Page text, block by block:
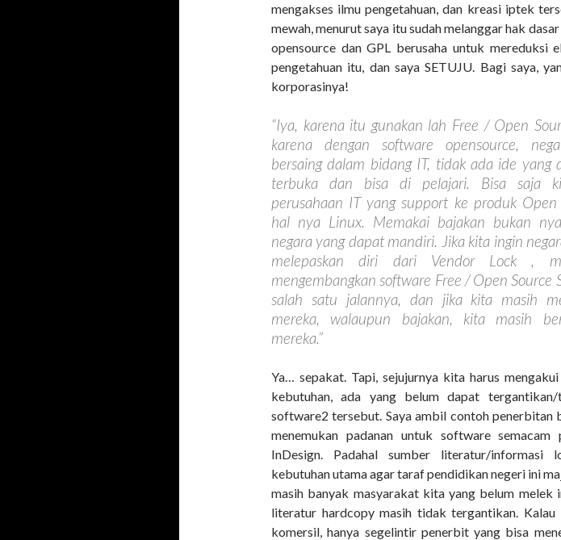
mengakses ilmu pengetahuan, dan kreasi iptek
mewah, menurut saya itu sudah melanggar hak
opensource dan GPL berusaha untuk mereduksi
pengetahuan itu, dan saya SETUJU. Bagi saya,
korporasinya!
“Iya, karena itu gunakan lah Free / Open
karena dengan software opensource,
bersaing dalam bidang IT, tidak ada ide yang
terbuka dan bisa di pelajari. Bisa saja
perusahaan IT yang support ke produk Open
hal nya Linux. Memakai bajakan bukan
negara yang dapat mandiri. Jika kita ingin
melepaskan diri dari Vendor Lock ,
mengembangkan software Free / Open Source
salah satu jalannya, dan jika kita masih
mereka, walaupun bajakan, kita masih
mereka.”
Ya… sepakat. Tapi, sejujurnya kita harus
kebutuhan, ada yang belum dapat
software2 tersebut. Saya ambil contoh penerbitan
menemukan padanan untuk software semacam
InDesign. Padahal sumber literatur/informasi
kebutuhan utama agar taraf pendidikan negeri ini
masih banyak masyarakat kita yang belum melek
literatur hardcopy masih tidak tergantikan. Kalau
komersil, hanya segelintir penerbit yang bisa